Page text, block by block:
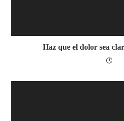
Haz que el dolor sea